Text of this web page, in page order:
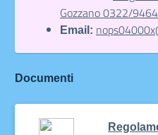
Gozzano 0322/
Email:
Documenti